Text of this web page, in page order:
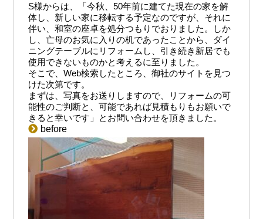
S様からは、「今秋、50年前に建てた現在の家を解
体し、新しい家に移転する予定なのですが、それに
伴い、和室の座卓を処分つもりでおりました。しか
し、亡母のお気に入りの机であったことから、ダイ
ニングテーブルにリフォームし、引き続き新居でも
使用できないものかと考えるに至りました。
そこで、Web検索したところ、御社のサイトを見つ
けた次第です。
まずは、写真をお送りしますので、リフォームの可
能性のご判断と、可能であれば見積もりもお願いで
きると幸いです」とお問い合わせを頂きました。
before